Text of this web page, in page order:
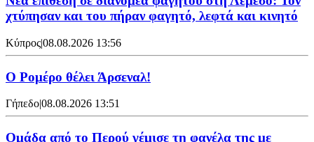
χτύπησαν και του πήραν φαγητό, λεφτά και κινητό
Κύπρος|08.08.2026 13:56
Ο Ρομέρο θέλει Άρσεναλ!
Γήπεδο|08.08.2026 13:51
Ομάδα από το Περού γέμισε τη φανέλα της με